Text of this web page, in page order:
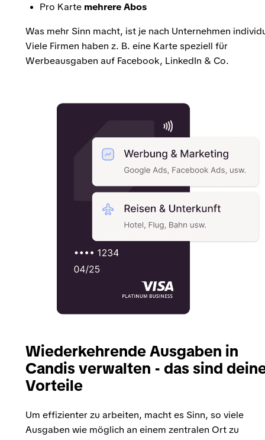
Pro Karte mehrere Abos
Was mehr Sinn macht, ist je nach Unternehmen
Viele Firmen haben z. B. eine Karte speziell für
Werbeausgaben auf Facebook, LinkedIn & Co.
Wiederkehrende Ausgaben in
Candis verwalten - das sind
Vorteile
Um effizienter zu arbeiten, macht es Sinn, so viele
Ausgaben wie möglich an einem zentralen Ort zu